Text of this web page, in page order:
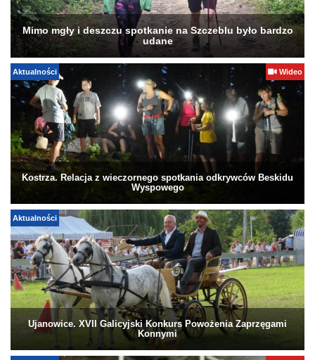
Mimo mgły i deszczu spotkanie na Szczeblu było bardzo
udane
Aktualności Wideo
Kostrza. Relacja z wieczornego spotkania odkrywców Beskidu
Wyspowego
Aktualności
Ujanowice. XVII Galicyjski Konkurs Powożenia Zaprzęgami
Konnymi